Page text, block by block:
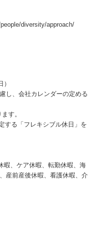
diversity/approach/
し、会社カレンダーの定める
す。
する「フレキシブル休日」を
暇、ケア休暇、転勤休暇、海
産前産後休暇、看護休暇、介